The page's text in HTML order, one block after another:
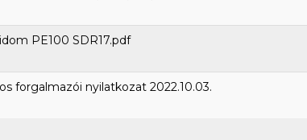
PE100 SDR17.pdf
forgalmazói nyilatkozat 2022.10.03.